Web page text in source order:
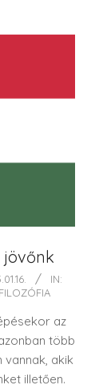
jövőnk
IN:
az
több
vannak, akik
illetően.